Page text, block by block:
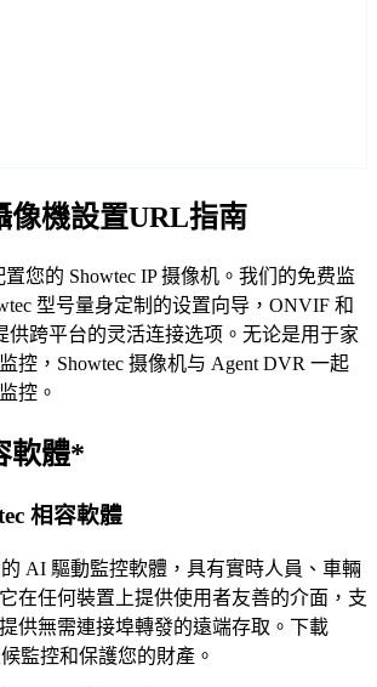
像機設置URL指南
您的 Showtec IP 摄像机。我们的免费监
型号量身定制的设置向导，ONVIF 和
供跨平台的灵活连接选项。无论是用于家
控，Showtec 摄像机与 Agent DVR 一起
控。
軟體*
相容軟體
AI 驅動監控軟體，具有實時人員、車輛
在任何裝置上提供使用者友善的介面，支
供無需連接埠轉發的遠端存取。下載
監控和保護您的財產。